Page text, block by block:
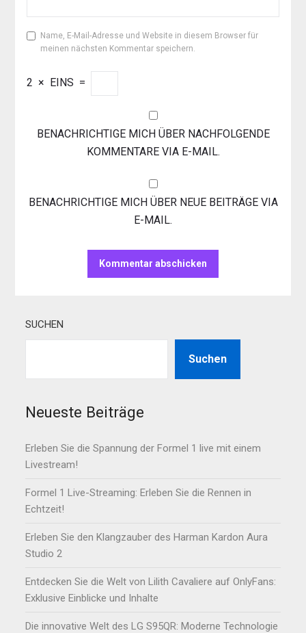
Name, E-Mail-Adresse und Website in diesem Browser für
meinen nächsten Kommentar speichern.
2 × EINS =
BENACHRICHTIGE MICH ÜBER NACHFOLGENDE
KOMMENTARE VIA E-MAIL.
BENACHRICHTIGE MICH ÜBER NEUE BEITRÄGE VIA
E-MAIL.
SUCHEN
Suchen
Neueste Beiträge
Erleben Sie die Spannung der Formel 1 live mit einem
Livestream!
Formel 1 Live-Streaming: Erleben Sie die Rennen in
Echtzeit!
Erleben Sie den Klangzauber des Harman Kardon Aura
Studio 2
Entdecken Sie die Welt von Lilith Cavaliere auf OnlyFans:
Exklusive Einblicke und Inhalte
Die innovative Welt des LG S95QR: Moderne Technologie